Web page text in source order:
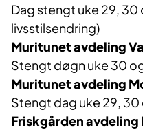
Dag stengt uke 29, 30
livsstilsendring)
Muritunetavdeling
Stengt døgnuke 30
Muritunet avdeling
Stengt dag uke 29, 30
Friskgårdenavdeling